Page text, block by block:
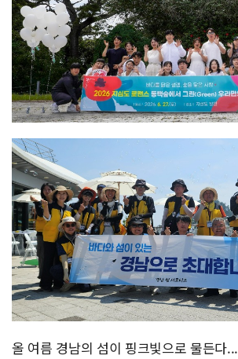
올 여름 경남의 섬이 핑크빛으로 물든다...